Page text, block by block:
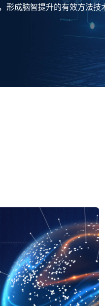
形成脑智提升的有效方法技